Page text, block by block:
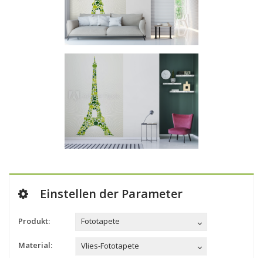
Einstellen der Parameter
Produkt: Fototapete
Material: Vlies-Fototapete